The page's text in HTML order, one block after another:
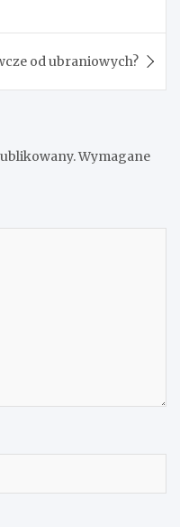
od ubraniowych?
Wymagane